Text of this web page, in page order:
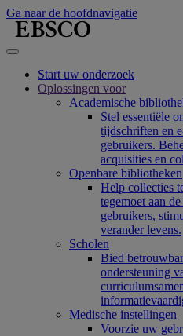
Ga naar de hoofdnavigatie
Start uw onderzoek
Oplossingen voor
Academische
Stel essentiële
tijdschriften en
gebruikers.
acquisities en
Openbare bibliotheken
Help collecties
tegemoet aan
gebruikers,
verander levens.
Scholen
Bied
ondersteuning
Medische instellingen
Voorzie uw